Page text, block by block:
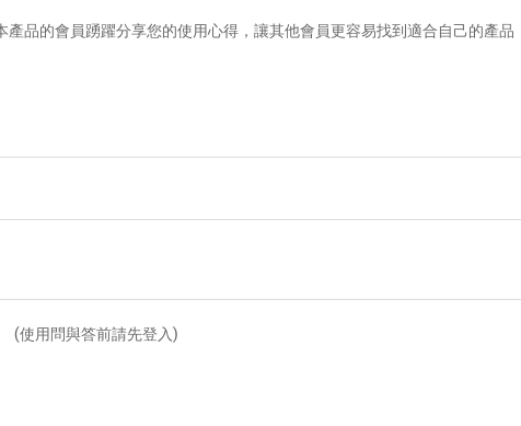
產品的會員踴躍分享您的使用心得，讓其他會員更容易找到適合自己的產
(使用問與答前請先登入)